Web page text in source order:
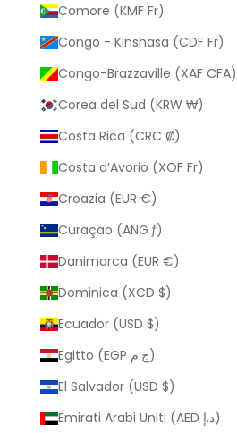
Comore (KMF Fr)
Congo - Kinshasa (CDF Fr)
Congo-Brazzaville (XAF CFA)
Corea del Sud (KRW ₩)
Costa Rica (CRC ₡)
Costa d’Avorio (XOF Fr)
Croazia (EUR €)
Curaçao (ANG ƒ)
Danimarca (EUR €)
Dominica (XCD $)
Ecuador (USD $)
Egitto (EGP ج.م)
El Salvador (USD $)
Emirati Arabi Uniti (AED د.إ)